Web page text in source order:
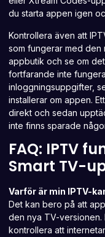
du starta appen igen
Kontrollera även att
som fungerar med den
appbutik och se om
fortfarande inte
inloggningsuppgifter,
installerar om appen.
direkt och sedan
inte finns sparade
FAQ: IPTV
Smart TV-
Varför är min IPTV-
Det kan bero på att
den nya TV-versionen.
kontrollera att